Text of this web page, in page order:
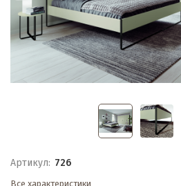
Артикул: 726
Все характеристики